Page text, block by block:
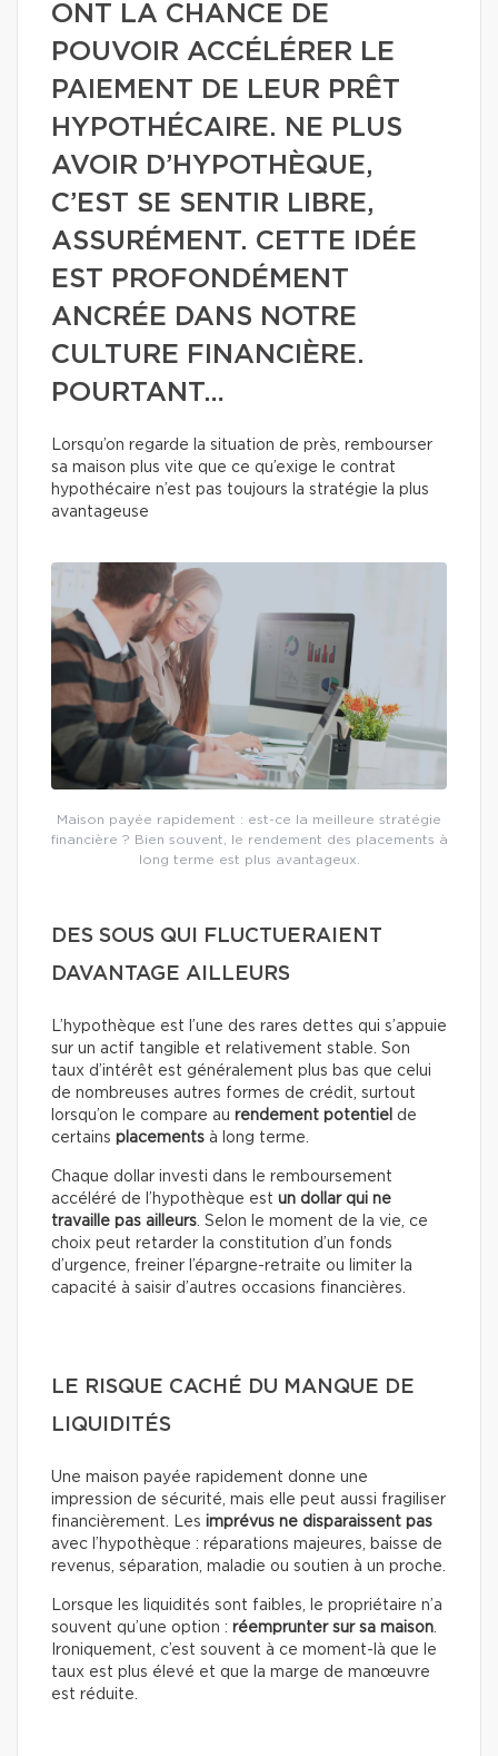
ONT LA CHANCE DE
POUVOIR ACCÉLÉRER LE
PAIEMENT DE LEUR PRÊT
HYPOTHÉCAIRE. NE PLUS
AVOIR D’HYPOTHÈQUE,
C’EST SE SENTIR LIBRE,
ASSURÉMENT. CETTE IDÉE
EST PROFONDÉMENT
ANCRÉE DANS NOTRE
CULTURE FINANCIÈRE.
POURTANT…
Lorsqu’on regarde la situation de près, rembourser
sa maison plus vite que ce qu’exige le contrat
hypothécaire n’est pas toujours la stratégie la plus
avantageuse
Maison payée rapidement : est-ce la meilleure stratégie
financière ? Bien souvent, le rendement des placements à
long terme est plus avantageux.
DES SOUS QUI FLUCTUERAIENT
DAVANTAGE AILLEURS
L’hypothèque est l’une des rares dettes qui s’appuie
sur un actif tangible et relativement stable. Son
taux d’intérêt est généralement plus bas que celui
de nombreuses autres formes de crédit, surtout
lorsqu’on le compare au rendement potentiel de
certains placements à long terme.
Chaque dollar investi dans le remboursement
accéléré de l’hypothèque est un dollar qui ne
travaille pas ailleurs. Selon le moment de la vie, ce
choix peut retarder la constitution d’un fonds
d’urgence, freiner l’épargne-retraite ou limiter la
capacité à saisir d’autres occasions financières.
LE RISQUE CACHÉ DU MANQUE DE
LIQUIDITÉS
Une maison payée rapidement donne une
impression de sécurité, mais elle peut aussi fragiliser
financièrement. Les imprévus ne disparaissent pas
avec l’hypothèque : réparations majeures, baisse de
revenus, séparation, maladie ou soutien à un proche.
Lorsque les liquidités sont faibles, le propriétaire n’a
souvent qu’une option : réemprunter sur sa maison.
Ironiquement, c’est souvent à ce moment-là que le
taux est plus élevé et que la marge de manœuvre
est réduite.